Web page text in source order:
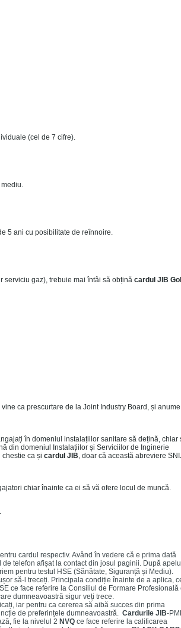
(cel de 7 cifre).
5 ani cu posibilitate de reînnoire.
serviciu gaz), trebuie mai întâi să obțină cardul JIB
ca prescurtare de la Joint Industry Board, și
în domeniul instalațiilor sanitare să dețină, chiar
din domeniul Instalațiilor și Serviciilor de Inginerie
ca și cardul JIB, doar că această abreviere
chiar înainte ca ei să vă ofere locul de muncă.
cardul respectiv. Având în vedere că e prima dată
telefon afișat la contact din josul paginii. După apelul
pentru testul HSE (Sănătate, Siguranță și Mediu).
să-l treceți. Principala condiție înainte de a aplica,
ce face referire la Consiliul de Formare Profesională
dumneavoastră sigur veți trece.
iar pentru ca cererea să aibă succes din prima
de preferințele dumneavoastră. Cardurile JIB-
fie la nivelul 2 NVQ ce face referire la calificarea